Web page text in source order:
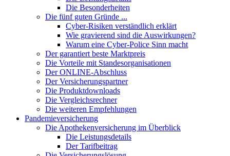
Die Besonderheiten
Die fünf guten Gründe ...
Cyber-Risiken verständlich erklärt
Wie gravierend sind die Auswirkungen?
Warum eine Cyber-Police Sinn macht
Der garantiert beste Marktpreis
Die Vorteile mit Standesorganisationen
Der ONLINE-Abschluss
Der Versicherungspartner
Die Produktdownloads
Die Vergleichsrechner
Die weiteren Empfehlungen
Pandemieversicherung
Die Apothekenversicherung im Überblick
Die Leistungsdetails
Der Tarifbeitrag